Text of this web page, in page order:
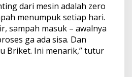
dari mesin adalah zero
menumpuk setiap hari.
sampah masuk – awalnya
ga ada sisa. Dan
Briket. Ini menarik,” tutur